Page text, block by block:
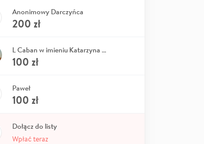
Anonimowy Darczyńca
200 zł
L Caban w imieniu Katarzyna M.
100 zł
Paweł
100 zł
Dołącz do listy
Wpłać teraz